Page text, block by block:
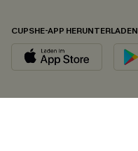
CUPSHE-APP HERUNTERLADEN